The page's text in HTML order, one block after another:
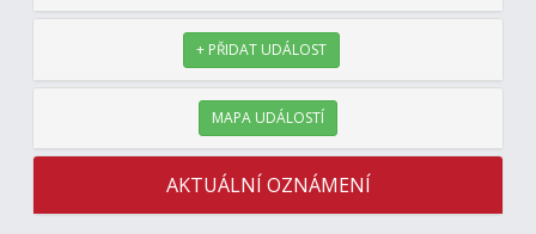
+ PŘIDAT UDÁLOST
MAPA UDÁLOSTÍ
AKTUÁLNÍ OZNÁMENÍ